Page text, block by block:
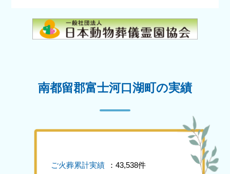
南都留郡富士河口湖町の実績
ご火葬累計実績
：43,538件